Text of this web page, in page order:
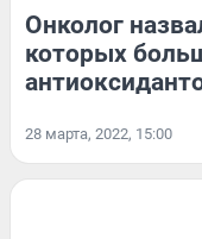
Онколог
которых
28 марта, 2022, 15:00